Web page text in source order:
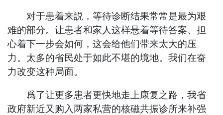
对于患着来説，等待诊断结果常常是最为艰
难的部分。让患者和家人这样悬着等待答案、担
心着下一步会如何，这会给他们带来太大的压
力。太多的省民处于如此不堪的境地。我们在奋
力改变这种局面。
爲了让更多患者更快地走上康复之路，我省
政府新近又购入两家私营的核磁共振诊所来补强